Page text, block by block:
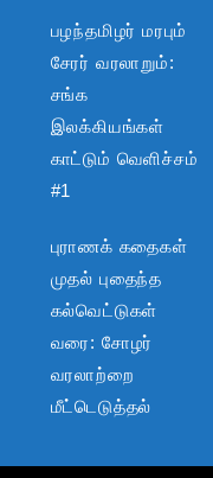
பழந்தமிழர் மரபும்
சேரர் வரலாறும்:
சங்க
இலக்கியங்கள்
காட்டும் வெளிச்சம்
#1
புராணக் கதைகள்
முதல் புதைந்த
கல்வெட்டுகள்
வரை: சோழர்
வரலாற்றை
மீட்டெடுத்தல்